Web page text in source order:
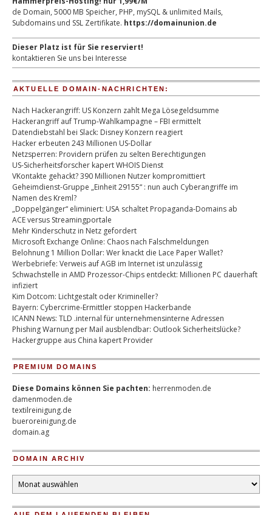
de Domain, 5000 MB Speicher, PHP, mySQL & unlimited Mails,
Subdomains und SSL Zertifikate. https://domainunion.de
Dieser Platz ist für Sie reserviert!
kontaktieren Sie uns bei Interesse
AKTUELLE DOMAIN-NACHRICHTEN:
Nach Hackerangriff: US Konzern zahlt Mega Lösegeldsumme
Hackerangriff auf Trump-Wahlkampagne – FBI ermittelt
Datendiebstahl bei Slack: Disney Konzern reagiert
Hacker erbeuten 243 Millionen US-Dollar
Netzsperren: Providern prüfen zu selten Berechtigungen
US-Sicherheitsforscher kapert WHOIS Dienst
VKontakte gehackt? 390 Millionen Nutzer kompromittiert
Geheimdienst-Gruppe „Einheit 29155“ : nun auch Cyberangriffe im
Namen des Kreml?
„Doppelgänger“ eliminiert: USA schaltet Propaganda-Domains ab
ACE versus Streamingportale
Mehr Kinderschutz in Netz gefordert
Microsoft Exchange Online: Chaos nach Falschmeldungen
Belohnung 1 Million Dollar: Wer knackt die Lace Paper Wallet?
Werbebriefe: Verweis auf AGB im Internet ist unzulässig
Schwachstelle in AMD Prozessor-Chips entdeckt: Millionen PC dauerhaft
infiziert
Kim Dotcom: Lichtgestalt oder Krimineller?
Bayern: Cybercrime-Ermittler stoppen Hackerbande
ICANN News: TLD .internal für unternehmensinterne Adressen
Phishing Warnung per Mail ausblendbar: Outlook Sicherheitslücke?
Hackergruppe aus China kapert Provider
PREMIUM DOMAINS
Diese Domains können Sie pachten: herrenmoden.de
damenmoden.de
textilreinigung.de
bueroreinigung.de
domain.ag
DOMAIN ARCHIV
Domain
Archiv